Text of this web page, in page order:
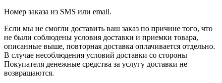
Номер заказа из SMS или email.
Если мы не смогли доставить ваш заказ по причине того, что
не были соблюдены условия доставки и приемки товара,
описанные выше, повторная доставка оплачивается отдельно.
В случае несоблюдения условий доставки со стороны
Покупателя денежные средства за услугу доставки не
возвращаются.